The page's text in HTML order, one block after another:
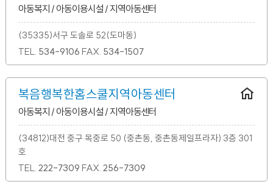
아동복지 / 아동이용시설 / 지역아동센터
(35335)서구 도솔로 52(도마동)
TEL. 534-9106 FAX. 534-1507
복음행복한홈스쿨지역아동센터
아동복지 / 아동이용시설 / 지역아동센터
(34812)대전 중구 목중로 50 (중촌동, 중촌동제일프라자) 3층 301
호
TEL. 222-7309 FAX. 256-7309